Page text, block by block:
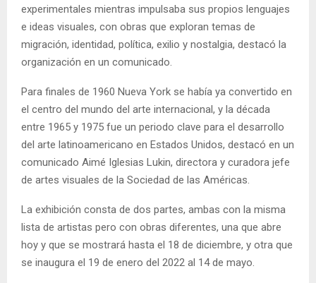
experimentales mientras impulsaba sus propios lenguajes
e ideas visuales, con obras que exploran temas de
migración, identidad, política, exilio y nostalgia, destacó la
organización en un comunicado.
Para finales de 1960 Nueva York se había ya convertido en
el centro del mundo del arte internacional, y la década
entre 1965 y 1975 fue un periodo clave para el desarrollo
del arte latinoamericano en Estados Unidos, destacó en un
comunicado Aimé Iglesias Lukin, directora y curadora jefe
de artes visuales de la Sociedad de las Américas.
La exhibición consta de dos partes, ambas con la misma
lista de artistas pero con obras diferentes, una que abre
hoy y que se mostrará hasta el 18 de diciembre, y otra que
se inaugura el 19 de enero del 2022 al 14 de mayo.